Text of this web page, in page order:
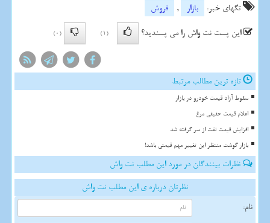
تگهای خبر:
بازار ,
فروش
این پست نت واش را می پسندید؟
(1)
(0)
تازه ترین مطالب مرتبط
سقوط آزاد قیمت خودرو در بازار
اعلام قیمت حقیقی مرغ
افزایش قیمت نفت از سر گرفته شد
بازار گوشت منتظر این تغییر مهم قیمتی باشد!
نظرات بینندگان در مورد این مطلب نت واش
نظرتان درباره ی این مطلب نت واش
نام: